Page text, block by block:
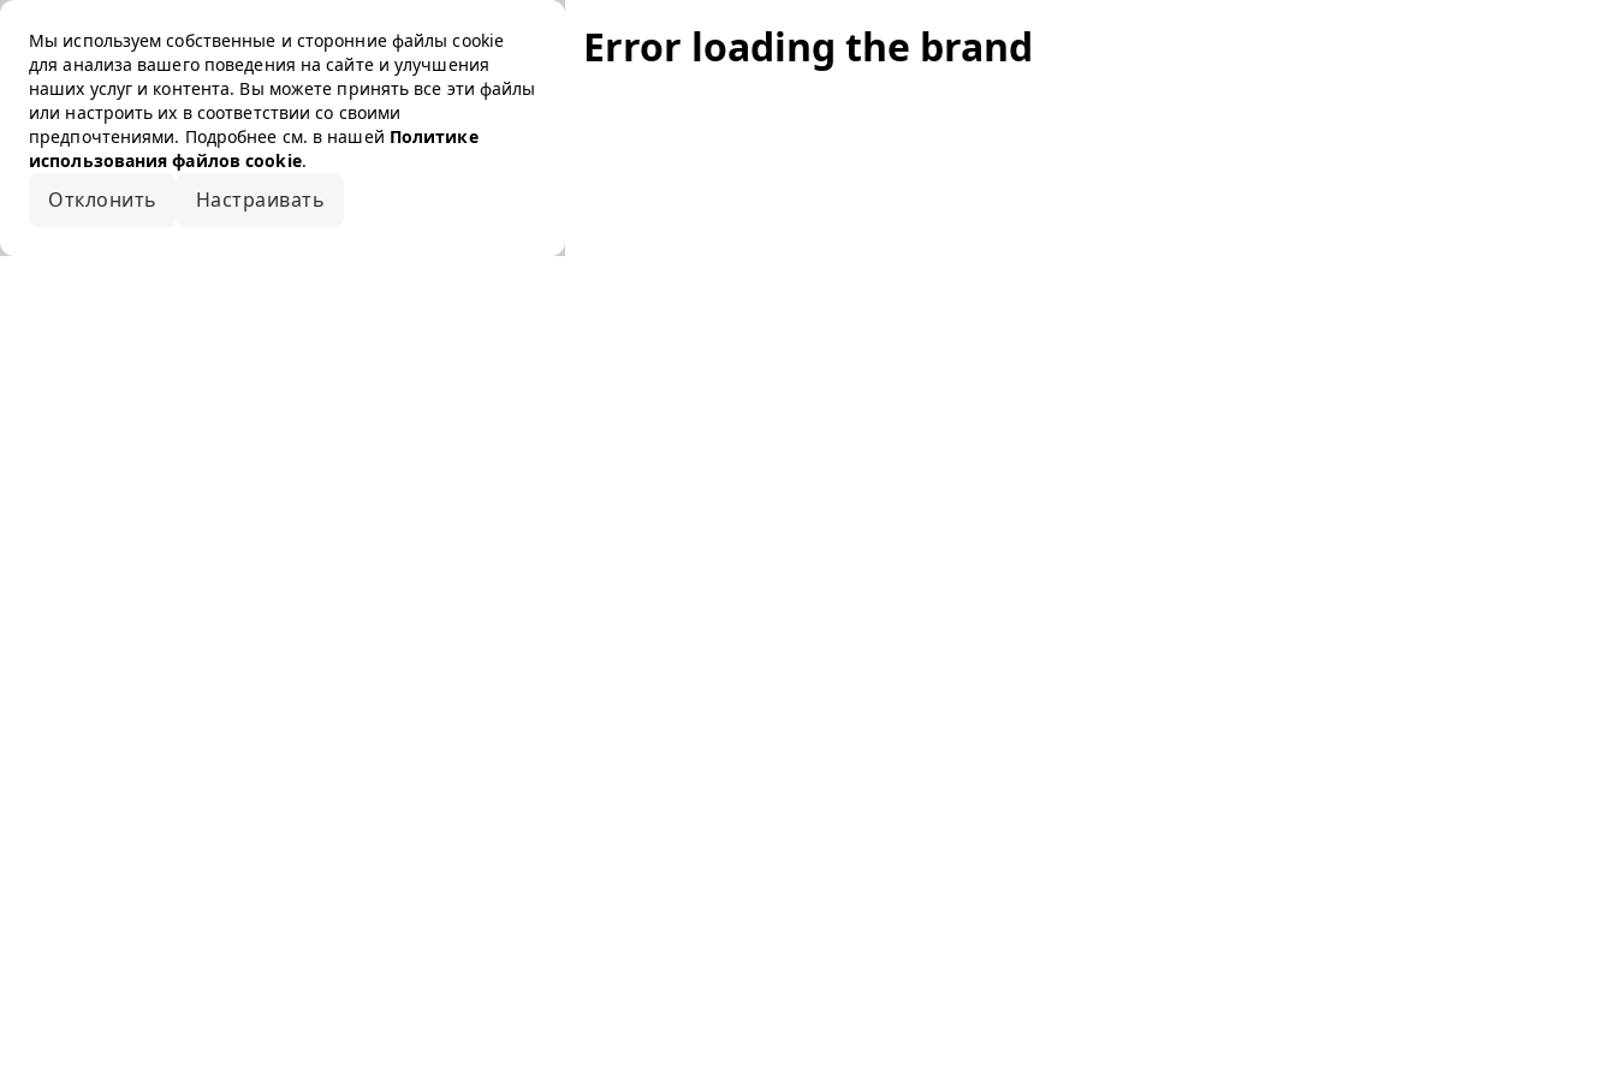
Мы используем собственные и сторонние файлы cookie
для анализа вашего поведения на сайте и улучшения
наших услуг и контента. Вы можете принять все эти файлы
или настроить их в соответствии со своими
предпочтениями. Подробнее см. в нашей Политике
использования файлов cookie.
Отклонить Настраивать
Error loading the brand